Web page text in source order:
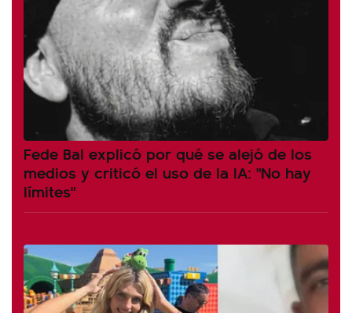
Fede Bal explicó por qué se alejó de los
medios y criticó el uso de la IA: "No hay
límites"